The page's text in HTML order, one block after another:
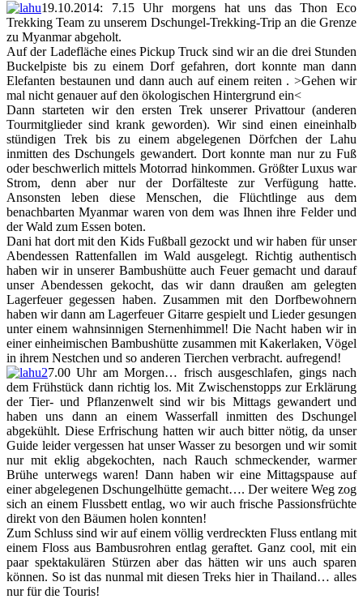
19.10.2014: 7.15 Uhr morgens hat uns das Thon Eco
Trekking Team zu unserem Dschungel-Trekking-Trip an die Grenze
zu Myanmar abgeholt.
Auf der Ladefläche eines Pickup Truck sind wir an die drei Stunden
Buckelpiste bis zu einem Dorf gefahren, dort konnte man dann
Elefanten bestaunen und dann auch auf einem reiten . >Gehen wir
mal nicht genauer auf den ökologischen Hintergrund ein<
Dann starteten wir den ersten Trek unserer Privattour (anderen
Tourmitglieder sind krank geworden). Wir sind einen eineinhalb
stündigen Trek bis zu einem abgelegenen Dörfchen der Lahu
inmitten des Dschungels gewandert. Dort konnte man nur zu Fuß
oder beschwerlich mittels Motorrad hinkommen. Größter Luxus war
Strom, denn aber nur der Dorfälteste zur Verfügung hatte.
Ansonsten leben diese Menschen, die Flüchtlinge aus dem
benachbarten Myanmar waren von dem was Ihnen ihre Felder und
der Wald zum Essen boten.
Dani hat dort mit den Kids Fußball gezockt und wir haben für unser
Abendessen Rattenfallen im Wald ausgelegt. Richtig authentisch
haben wir in unserer Bambushütte auch Feuer gemacht und darauf
unser Abendessen gekocht, das wir dann draußen am gelegten
Lagerfeuer gegessen haben. Zusammen mit den Dorfbewohnern
haben wir dann am Lagerfeuer Gitarre gespielt und Lieder gesungen
unter einem wahnsinnigen Sternenhimmel! Die Nacht haben wir in
einer einheimischen Bambushütte zusammen mit Kakerlaken, Vögel
in ihrem Nestchen und so anderen Tierchen verbracht. aufregend!
7.00 Uhr am Morgen… frisch ausgeschlafen, gings nach
dem Frühstück dann richtig los. Mit Zwischenstopps zur Erklärung
der Tier- und Pflanzenwelt sind wir bis Mittags gewandert und
haben uns dann an einem Wasserfall inmitten des Dschungel
abgekühlt. Diese Erfrischung hatten wir auch bitter nötig, da unser
Guide leider vergessen hat unser Wasser zu besorgen und wir somit
nur mit eklig abgekochten, nach Rauch schmeckender, warmer
Brühe unterwegs waren! Dann haben wir eine Mittagspause auf
einer abgelegenen Dschungelhütte gemacht…. Der weitere Weg zog
sich an einem Flussbett entlag, wo wir auch frische Passionsfrüchte
direkt von den Bäumen holen konnten!
Zum Schluss sind wir auf einem völlig verdreckten Fluss entlang mit
einem Floss aus Bambusrohren entlag geraftet. Ganz cool, mit ein
paar spektakulären Stürzen aber das hätten wir uns auch sparen
können. So ist das nunmal mit diesen Treks hier in Thailand… alles
nur für die Touris!